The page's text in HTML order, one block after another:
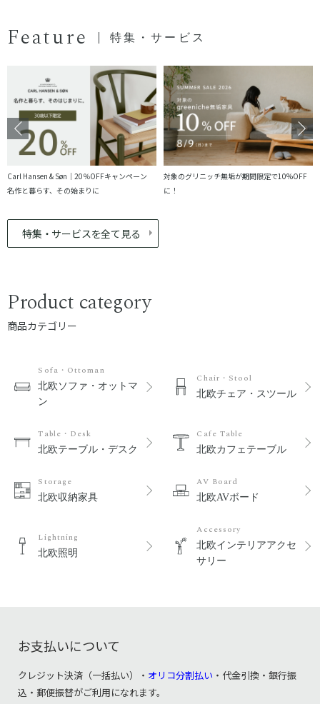
Feature 特集・サービス
Carl Hansen & Søn｜20％OFFキャンペーン
名作と暮らす、その始まりに
対象のグリニッチ無垢が期間限定で10%OFF
に！
特集・サービスを全て見る
Product category
商品カテゴリー
Sofa・Ottoman
北欧ソファ・オットマ
ン
Chair・Stool
北欧チェア・スツール
Table・Desk
北欧テーブル・デスク
Cafe Table
北欧カフェテーブル
Storage
北欧収納家具
AV Board
北欧AVボード
Lightning
北欧照明
Accessory
北欧インテリアアクセ
サリー
お支払いについて
クレジット決済（一括払い）・ オリコ分割払い ・代金引換・銀行振
込・郵便振替がご利用になれます。